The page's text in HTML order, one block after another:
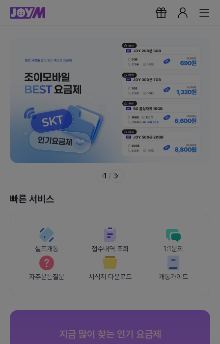
1 / 3
빠른 서비스
셀프개통 접수내역 조회 1:1문의
자주묻는질문 서식지 다운로드 개통가이드
지금 많이 찾는 인기 요금제